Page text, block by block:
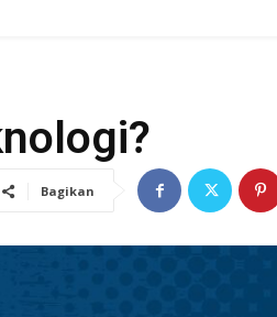
Bagikan